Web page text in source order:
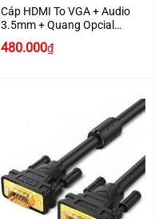
Cáp HDMI To VGA + Audio
3.5mm + Quang Opcial
480.000₫